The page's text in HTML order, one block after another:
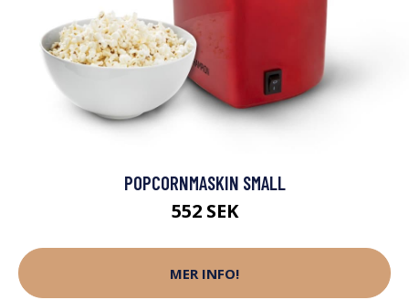
POPCORNMASKIN SMALL
552 SEK
MER INFO!